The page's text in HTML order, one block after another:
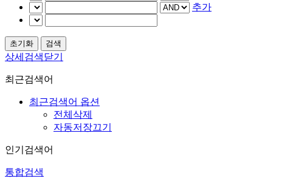
추가
상세검색닫기
최근검색어
최근검색어 옵션
전체삭제
자동저장끄기
인기검색어
통합검색